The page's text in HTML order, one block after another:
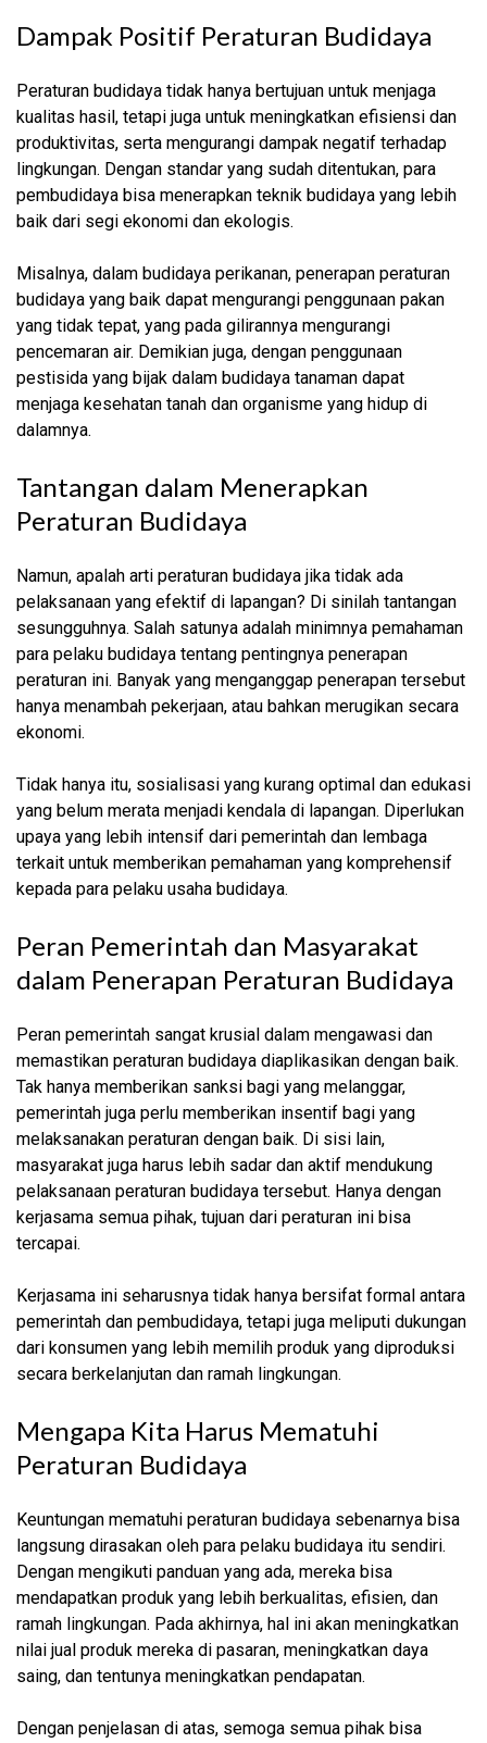
Dampak Positif Peraturan Budidaya
Peraturan budidaya tidak hanya bertujuan untuk menjaga
kualitas hasil, tetapi juga untuk meningkatkan efisiensi dan
produktivitas, serta mengurangi dampak negatif terhadap
lingkungan. Dengan standar yang sudah ditentukan, para
pembudidaya bisa menerapkan teknik budidaya yang lebih
baik dari segi ekonomi dan ekologis.
Misalnya, dalam budidaya perikanan, penerapan peraturan
budidaya yang baik dapat mengurangi penggunaan pakan
yang tidak tepat, yang pada gilirannya mengurangi
pencemaran air. Demikian juga, dengan penggunaan
pestisida yang bijak dalam budidaya tanaman dapat
menjaga kesehatan tanah dan organisme yang hidup di
dalamnya.
Tantangan dalam Menerapkan
Peraturan Budidaya
Namun, apalah arti peraturan budidaya jika tidak ada
pelaksanaan yang efektif di lapangan? Di sinilah tantangan
sesungguhnya. Salah satunya adalah minimnya pemahaman
para pelaku budidaya tentang pentingnya penerapan
peraturan ini. Banyak yang menganggap penerapan tersebut
hanya menambah pekerjaan, atau bahkan merugikan secara
ekonomi.
Tidak hanya itu, sosialisasi yang kurang optimal dan edukasi
yang belum merata menjadi kendala di lapangan. Diperlukan
upaya yang lebih intensif dari pemerintah dan lembaga
terkait untuk memberikan pemahaman yang komprehensif
kepada para pelaku usaha budidaya.
Peran Pemerintah dan Masyarakat
dalam Penerapan Peraturan Budidaya
Peran pemerintah sangat krusial dalam mengawasi dan
memastikan peraturan budidaya diaplikasikan dengan baik.
Tak hanya memberikan sanksi bagi yang melanggar,
pemerintah juga perlu memberikan insentif bagi yang
melaksanakan peraturan dengan baik. Di sisi lain,
masyarakat juga harus lebih sadar dan aktif mendukung
pelaksanaan peraturan budidaya tersebut. Hanya dengan
kerjasama semua pihak, tujuan dari peraturan ini bisa
tercapai.
Kerjasama ini seharusnya tidak hanya bersifat formal antara
pemerintah dan pembudidaya, tetapi juga meliputi dukungan
dari konsumen yang lebih memilih produk yang diproduksi
secara berkelanjutan dan ramah lingkungan.
Mengapa Kita Harus Mematuhi
Peraturan Budidaya
Keuntungan mematuhi peraturan budidaya sebenarnya bisa
langsung dirasakan oleh para pelaku budidaya itu sendiri.
Dengan mengikuti panduan yang ada, mereka bisa
mendapatkan produk yang lebih berkualitas, efisien, dan
ramah lingkungan. Pada akhirnya, hal ini akan meningkatkan
nilai jual produk mereka di pasaran, meningkatkan daya
saing, dan tentunya meningkatkan pendapatan.
Dengan penjelasan di atas, semoga semua pihak bisa